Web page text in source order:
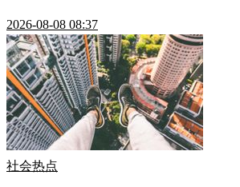
2026-08-08 08:37
社会热点